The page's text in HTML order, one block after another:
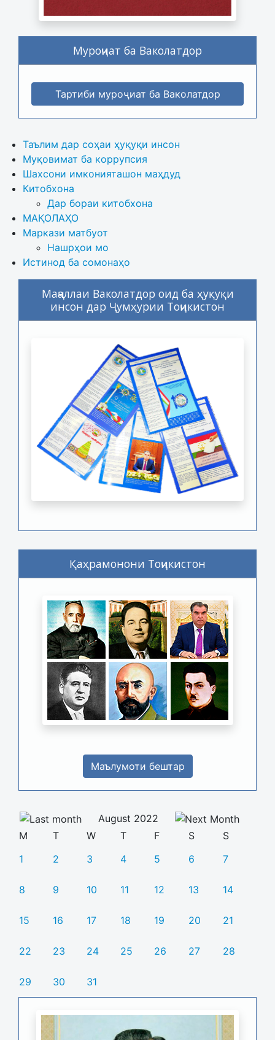
Муроҷиат ба Ваколатдор
Тартиби муроҷиат ба Ваколатдор
Таълим дар соҳаи ҳуқуқи инсон
Муқовимат ба коррупсия
Шахсони имконияташон маҳдуд
Китобхона
Дар бораи китобхона
МАҚОЛАҲО
Маркази матбуот
Нашрҳои мо
Истинод ба сомонаҳо
Маҷаллаи Ваколатдор оид ба ҳуқуқи
инсон дар Ҷумҳурии Тоҷикистон
Қаҳрамонони Тоҷикистон
Маълумоти бештар
August 2022
M
T W T F S
S
1
2 3 4 5 6 7
8 9 10 11 12 13 14
15 16 17 18 19 20 21
22 23 24 25 26 27 28
29 30 31